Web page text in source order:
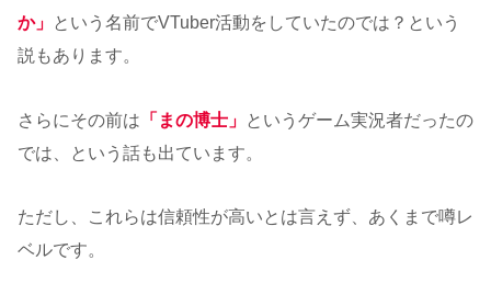
か」
という名前でVTuber活動をしていたのでは？という
説もあります。
さらにその前は 「まの博士」
というゲーム実況者だったの
では、という話も出ています。
ただし、これらは信頼性が高いとは言えず、あくまで噂レ
ベルです。